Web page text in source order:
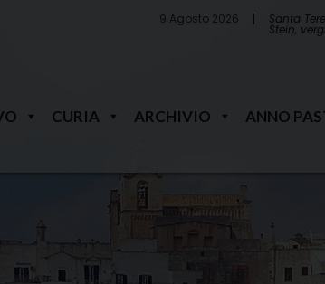
9 Agosto 2026 Santa
Stein,
CURIA ARCHIVIO
ANNO